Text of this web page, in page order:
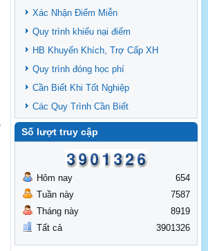
Xác Nhận Điểm Miễn
Quy trình khiếu nại điểm
HB Khuyến Khích, Trợ Cấp XH
Quy trình đóng học phí
Cần Biết Khi Tốt Nghiệp
Các Quy Trình Cần Biết
Số lượt truy cập
Hôm nay
Tuần này
Tháng này
Tất cả
654
7587
8919
3901326